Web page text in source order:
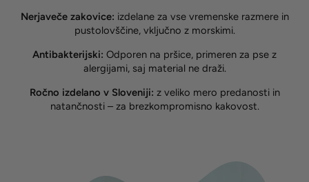
Nerjaveče zakovice: izdelane za vse vremenske razmere in
pustolovščine, vključno z morskimi.
Antibakterijski: Odporen na pršice, primeren za pse z
alergijami, saj material ne draži.
Ročno izdelano v Sloveniji: z veliko mero predanosti in
natančnosti – za brezkompromisno kakovost.